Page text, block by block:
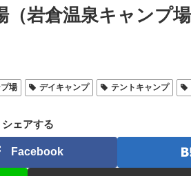
岩倉温泉キャンプ場
場 デイキャンプ テントキャンプ
シェアする
Facebook